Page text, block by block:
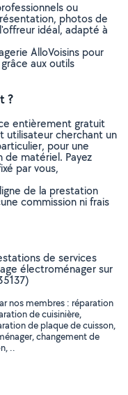
ou
photos de
idéal, adapté à
AlloVoisins pour
aux outils
?
entièrement gratuit
utilisateur cherchant un
pour une
matériel. Payez
par vous,
de la prestation
commission ni frais
de services
électroménager sur
nos membres : réparation
de cuisinière,
de plaque de cuisson,
changement de
..